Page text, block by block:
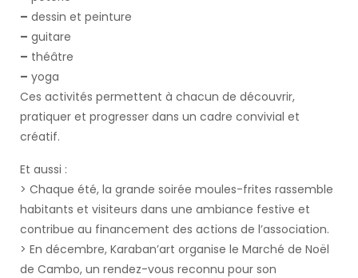
– dessin et peinture
– guitare
– théâtre
– yoga
Ces activités permettent à chacun de découvrir,
pratiquer et progresser dans un cadre convivial et
créatif.
Et aussi :
> Chaque été, la grande soirée moules-frites rassemble
habitants et visiteurs dans une ambiance festive et
contribue au financement des actions de l’association.
> En décembre, Karaban’art organise le Marché de Noël
de Cambo, un rendez-vous reconnu pour son